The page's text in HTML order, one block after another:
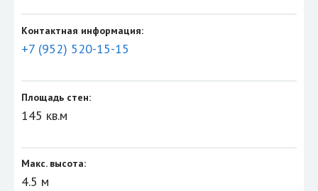
Контактная информация:
+7 (952) 520-15-15
Площадь стен:
145 кв.м
Макс. высота:
4.5 м